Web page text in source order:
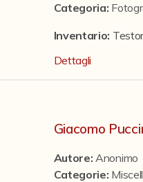
Categoria:
Inventario:
Dettagli
Giacomo
Autore:Anonimo
Categorie: